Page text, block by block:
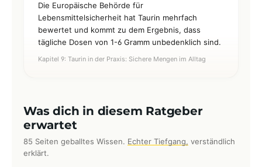
Die Europäische Behörde für
Lebensmittelsicherheit hat Taurin mehrfach
bewertet und kommt zu dem Ergebnis, dass
tägliche Dosen von 1-6 Gramm unbedenklich sind.
Kapitel 9: Taurin in der Praxis: Sichere Mengen im Alltag
Was dich in diesem Ratgeber
erwartet
85 Seiten geballtes Wissen. Echter Tiefgang, verständlich
erklärt.